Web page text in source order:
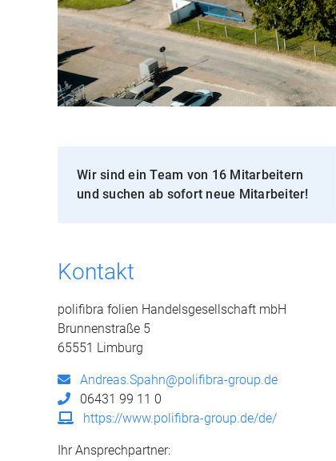
Wir sind ein Team von 16 Mitarbeitern
und suchen ab sofort neue Mitarbeiter!
Kontakt
polifibra folien Handelsgesellschaft mbH
Brunnenstraße 5
65551 Limburg
Andreas.Spahn@polifibra-group.de
06431 99 11 0
https://www.polifibra-group.de/de/
Ihr Ansprechpartner: